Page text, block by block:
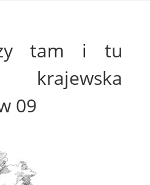
tam i tu
09